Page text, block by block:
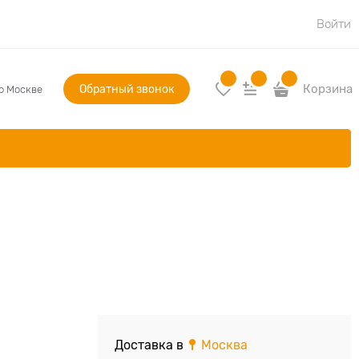
Войти
Москве Обратный звонок Корзина
Доставка в Москва